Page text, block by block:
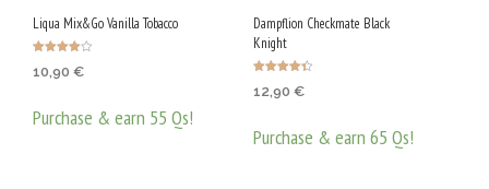
Liqua Mix&Go Vanilla Tobacco
4.00
10,90 €
Purchase & earn 55 Qs!
Dampflion Checkmate Black
Knight
4.40
12,90 €
Purchase & earn 65 Qs!